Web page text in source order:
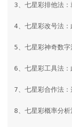
3、七星彩排他法
4、七星彩改号法
5、七星彩神奇数
6、七星彩工具法
7、七星彩合作法
8、七星彩概率分